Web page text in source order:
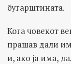
бугарштината.
Кога човекот
прашав дали
и, ако ја има,